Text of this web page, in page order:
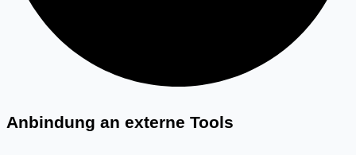
Anbindung an externe Tools